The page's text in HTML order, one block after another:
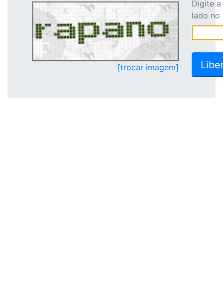
[trocar imagem]
Digite
lado no